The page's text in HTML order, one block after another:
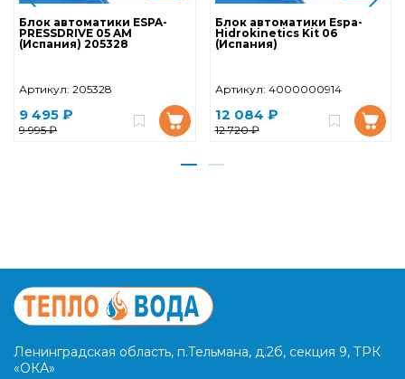
Блок автоматики ESPA-
PRESSDRIVE 05 AM
(Испания) 205328
Артикул: 205328
9 495 ₽
9 995 ₽
Блок автоматики Espa-
Hidrokinetics Kit 06
(Испания)
Артикул: 4000000914
12 084 ₽
12 720 ₽
Ленинградская область, п.Тельмана, д.2б, секция 9, ТРК
«ОКА»